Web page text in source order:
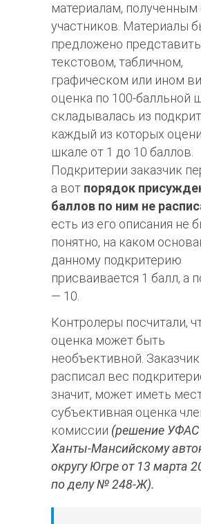
материалам, полученным
участников. Материалы
предложено
текстовом, табличном,
графическом или ином
оценка по 100-балльной
складывалась из
каждый из которых
шкале от 1 до 10 баллов.
Подкритерии заказчик
а вот порядок
баллов по ним не
есть из его описания не
понятно, на каком
данному подкритерию
присваивается 1 балл, а
— 10.
Контролеры посчитали,
оценка может быть
необъективной.
расписал вес
значит, может иметь
субъективная оценка
комиссии (решение
Ханты-Мансийскому
округу Югре от 13 марта
по делу № 248-Ж).